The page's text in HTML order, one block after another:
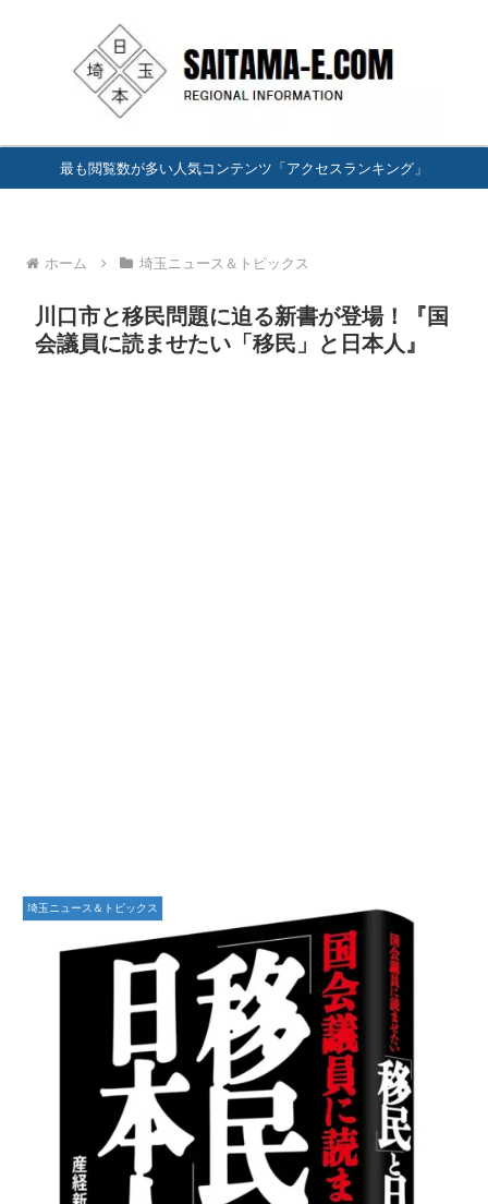
最も閲覧数が多い人気コンテンツ「アクセスランキング」
ホーム 埼玉ニュース＆トピックス
川口市と移民問題に迫る新書が登場！『国
会議員に読ませたい「移民」と日本人』
埼玉ニュース＆トピックス